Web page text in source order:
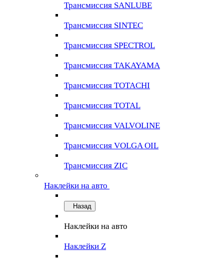
Трансмиссия SANLUBE
Трансмиссия SINTEC
Трансмиссия SPECTROL
Трансмиссия TAKAYAMA
Трансмиссия TOTACHI
Трансмиссия TOTAL
Трансмиссия VALVOLINE
Трансмиссия VOLGA OIL
Трансмиссия ZIC
Наклейки на авто
Назад
Наклейки на авто
Наклейки Z